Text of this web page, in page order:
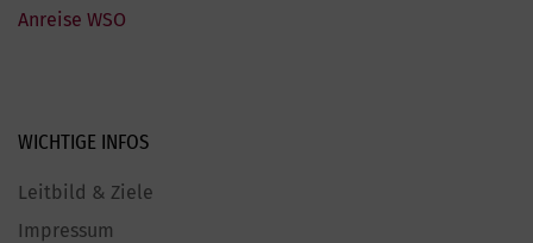
Anreise WSO
WICHTIGE INFOS
Leitbild & Ziele
Impressum